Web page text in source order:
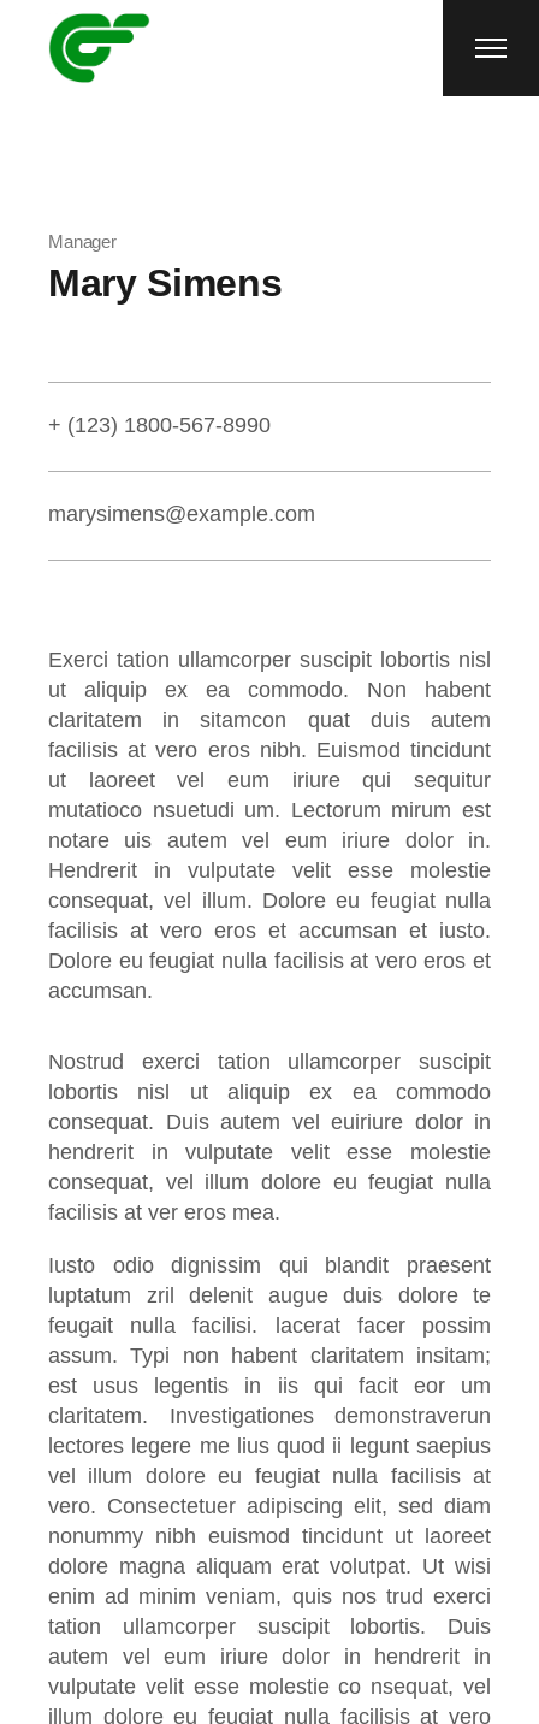
Manager
Mary Simens
+ (123) 1800-567-8990
marysimens@example.com
Exerci tation ullamcorper suscipit lobortis nisl
ut aliquip ex ea commodo. Non habent
claritatem in sitamcon quat duis autem
facilisis at vero eros nibh. Euismod tincidunt
ut laoreet vel eum iriure qui sequitur
mutatioco nsuetudi um. Lectorum mirum est
notare uis autem vel eum iriure dolor in.
Hendrerit in vulputate velit esse molestie
consequat, vel illum. Dolore eu feugiat nulla
facilisis at vero eros et accumsan et iusto.
Dolore eu feugiat nulla facilisis at vero eros et
accumsan.
Nostrud exerci tation ullamcorper suscipit
lobortis nisl ut aliquip ex ea commodo
consequat. Duis autem vel euiriure dolor in
hendrerit in vulputate velit esse molestie
consequat, vel illum dolore eu feugiat nulla
facilisis at ver eros mea.
Iusto odio dignissim qui blandit praesent
luptatum zril delenit augue duis dolore te
feugait nulla facilisi. lacerat facer possim
assum. Typi non habent claritatem insitam;
est usus legentis in iis qui facit eor um
claritatem. Investigationes demonstraverun
lectores legere me lius quod ii legunt saepius
vel illum dolore eu feugiat nulla facilisis at
vero. Consectetuer adipiscing elit, sed diam
nonummy nibh euismod tincidunt ut laoreet
dolore magna aliquam erat volutpat. Ut wisi
enim ad minim veniam, quis nos trud exerci
tation ullamcorper suscipit lobortis. Duis
autem vel eum iriure dolor in hendrerit in
vulputate velit esse molestie co nsequat, vel
illum dolore eu feugiat nulla facilisis at vero